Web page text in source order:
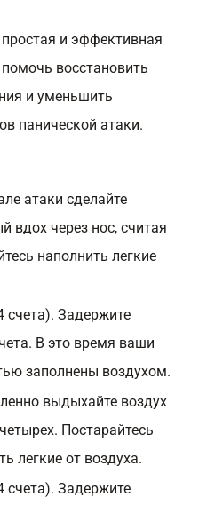
и эффективная
восстановить
и уменьшить
панической атаки.
атаки сделайте
вдох через нос, считая
наполнить легкие
Задержите
В это время ваши
заполнены воздухом.
выдыхайте воздух
Постарайтесь
легкие от воздуха.
Задержите